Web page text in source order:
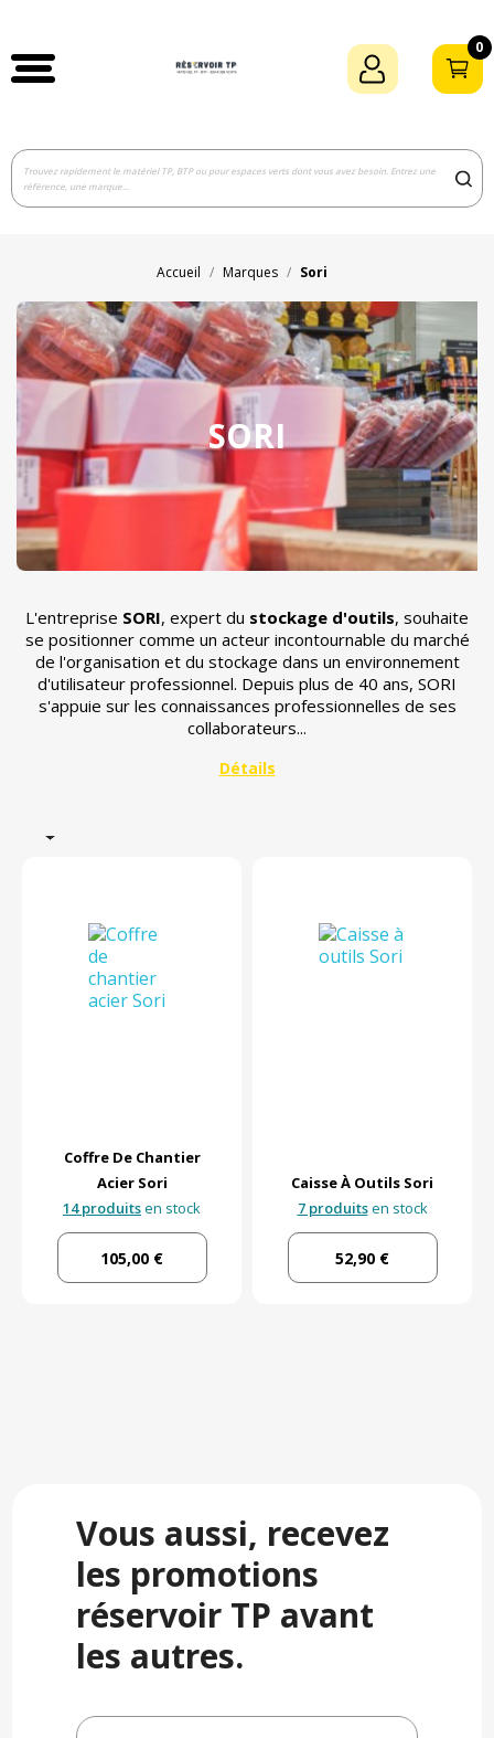
0
Accueil Marques Sori
SORI
L'entreprise SORI, expert du stockage d'outils, souhaite
se positionner comme un acteur incontournable du marché
de l'organisation et du stockage dans un environnement
d'utilisateur professionnel. Depuis plus de 40 ans, SORI
s'appuie sur les connaissances professionnelles de ses
collaborateurs...
Coffre De Chantier
Acier Sori
14 produitsen stock
105,00 €
Caisse À Outils Sori
7 produitsen stock
52,90 €
Vous aussi, recevez
les promotions
réservoir TP avant
les autres.